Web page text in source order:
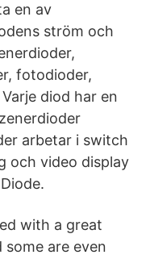
en av
ström och
fotodioder,
diod har en
arbetar i switch
och video display
with a great
are even